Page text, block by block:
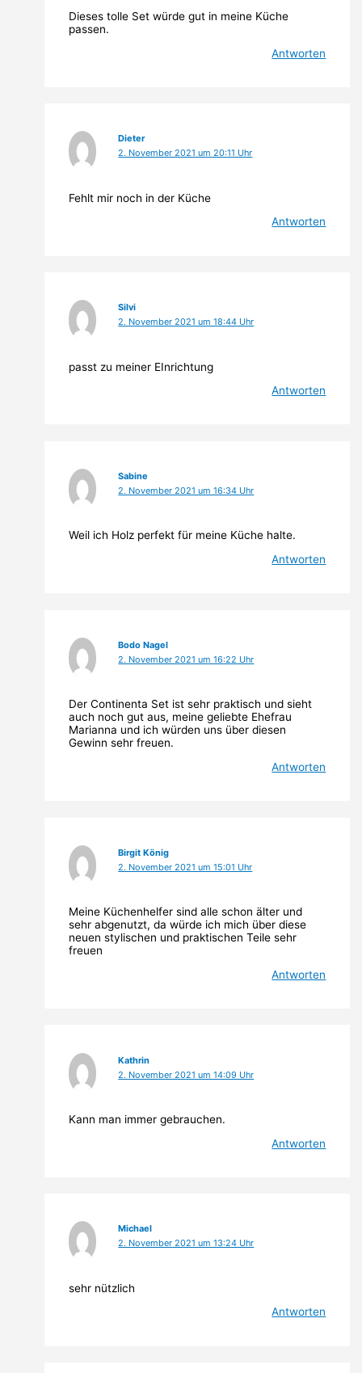
Dieses tolle Set würde gut in meine Küche
passen.
Antworten
Dieter
2. November 2021 um 20:11 Uhr
Fehlt mir noch in der Küche
Antworten
Silvi
2. November 2021 um 18:44 Uhr
passt zu meiner EInrichtung
Antworten
Sabine
2. November 2021 um 16:34 Uhr
Weil ich Holz perfekt für meine Küche halte.
Antworten
Bodo Nagel
2. November 2021 um 16:22 Uhr
Der Continenta Set ist sehr praktisch und sieht
auch noch gut aus, meine geliebte Ehefrau
Marianna und ich würden uns über diesen
Gewinn sehr freuen.
Antworten
Birgit König
2. November 2021 um 15:01 Uhr
Meine Küchenhelfer sind alle schon älter und
sehr abgenutzt, da würde ich mich über diese
neuen stylischen und praktischen Teile sehr
freuen
Antworten
Kathrin
2. November 2021 um 14:09 Uhr
Kann man immer gebrauchen.
Antworten
Michael
2. November 2021 um 13:24 Uhr
sehr nützlich
Antworten